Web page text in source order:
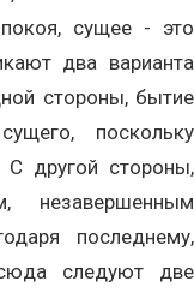
сущее - это
два варианта
стороны, бытие
поскольку
С другой стороны,
незавершенным
последнему,
следуют две